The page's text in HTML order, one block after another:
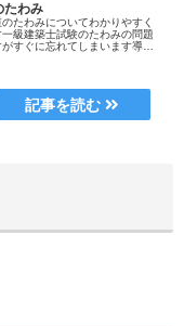
たわみ
たわみについてわかりやすく
級建築士試験のたわみの問題
すぐに忘れてしまいます導出